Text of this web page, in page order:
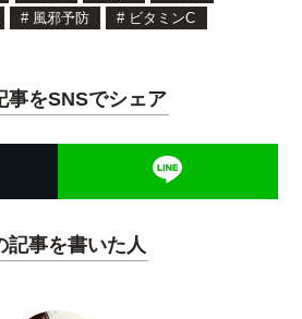
# 風邪予防 # ビタミンC
事をSNSでシェア
記事を書いた人